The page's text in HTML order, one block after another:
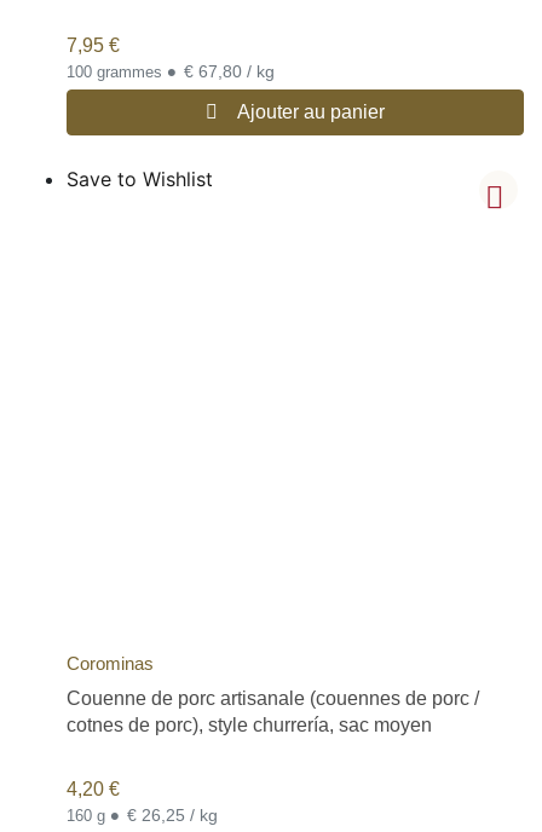
7,95 €
100 grammes • € 67,80 / kg
Ajouter au panier
Save to Wishlist
Corominas
Couenne de porc artisanale (couennes de porc /
cotnes de porc), style churrería, sac moyen
4,20 €
160 g • € 26,25 / kg